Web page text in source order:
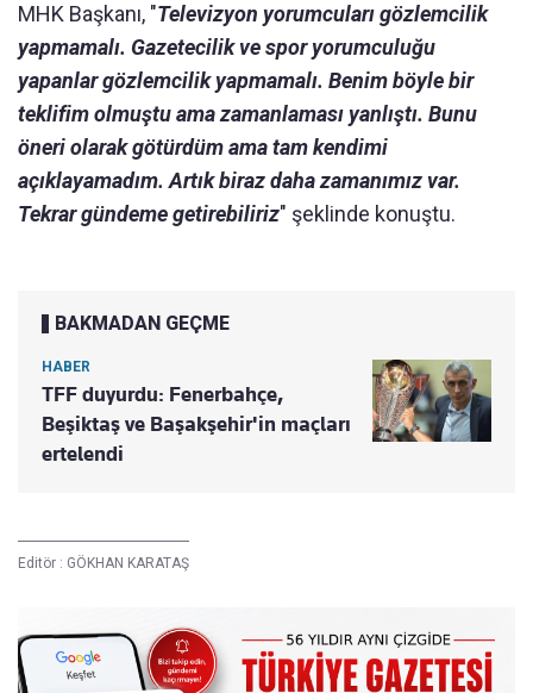
MHK Başkanı, "Televizyon yorumcuları gözlemcilik
yapmamalı. Gazetecilik ve spor yorumculuğu
yapanlar gözlemcilik yapmamalı. Benim böyle bir
teklifim olmuştu ama zamanlaması yanlıştı. Bunu
öneri olarak götürdüm ama tam kendimi
açıklayamadım. Artık biraz daha zamanımız var.
Tekrar gündeme getirebiliriz" şeklinde konuştu.
BAKMADAN GEÇME
HABER
TFF duyurdu: Fenerbahçe,
Beşiktaş ve Başakşehir'in maçları
ertelendi
Editör : GÖKHAN KARATAŞ